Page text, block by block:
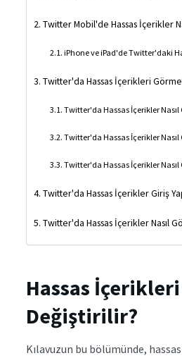
Twitter Mobil'de Hassas İçerikler
iPhone ve iPad'de Twitter'daki
Twitter'da Hassas İçerikleri
Twitter'da Hassas İçerikler Nasıl
Twitter'da Hassas İçerikler Nasıl
Twitter'da Hassas İçerikler
Twitter'da Hassas İçerikler Giriş
Twitter'da Hassas İçerikler Nasıl
Hassas
Değiştirilir?
Kılavuzun bu bölümünde,